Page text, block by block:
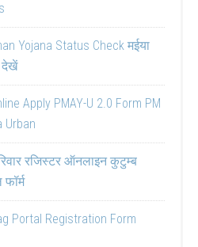
Yojana Status Check मईया
देखें
Apply PMAY-U 2.0 Form PM
Urban
रजिस्टर ऑनलाइन कुटुम्ब
Portal Registration Form